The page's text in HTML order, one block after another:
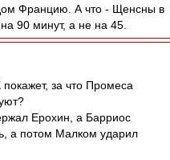
Францию. А что - Щенсны в
90 минут, а не на 45.
за что Промеса
Ерохин, а Барриос
а потом Малком ударил